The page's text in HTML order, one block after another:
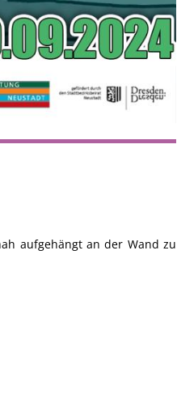
aufgehängt an der Wand zu